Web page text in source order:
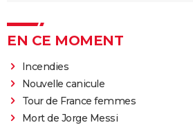
EN CE MOMENT
Incendies
Nouvelle canicule
Tour de France femmes
Mort de Jorge Messi